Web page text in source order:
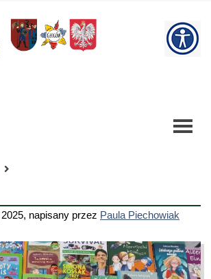
, napisany przez Paula Piechowiak